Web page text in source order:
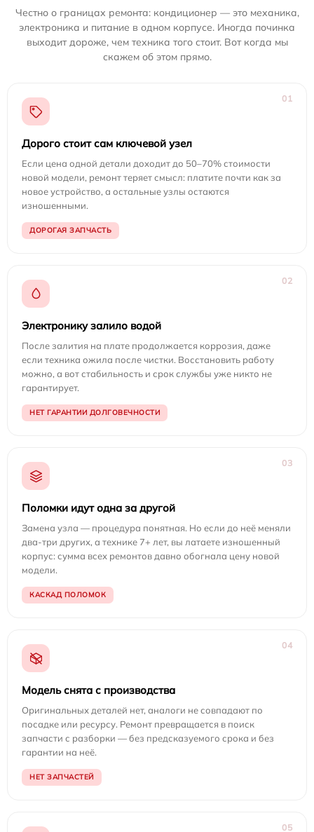
Честно о границах ремонта: кондиционер — это механика,
электроника и питание в одном корпусе. Иногда починка
выходит дороже, чем техника того стоит. Вот когда мы
скажем об этом прямо.
01
Дорого стоит сам ключевой узел
Если цена одной детали доходит до 50–70% стоимости
новой модели, ремонт теряет смысл: платите почти как за
новое устройство, а остальные узлы остаются
изношенными.
ДОРОГАЯ ЗАПЧАСТЬ
02
Электронику залило водой
После залития на плате продолжается коррозия, даже
если техника ожила после чистки. Восстановить работу
можно, а вот стабильность и срок службы уже никто не
гарантирует.
НЕТ ГАРАНТИИ ДОЛГОВЕЧНОСТИ
03
Поломки идут одна за другой
Замена узла — процедура понятная. Но если до неё меняли
два-три других, а технике 7+ лет, вы латаете изношенный
корпус: сумма всех ремонтов давно обогнала цену новой
модели.
КАСКАД ПОЛОМОК
04
Модель снята с производства
Оригинальных деталей нет, аналоги не совпадают по
посадке или ресурсу. Ремонт превращается в поиск
запчасти с разборки — без предсказуемого срока и без
гарантии на неё.
НЕТ ЗАПЧАСТЕЙ
05